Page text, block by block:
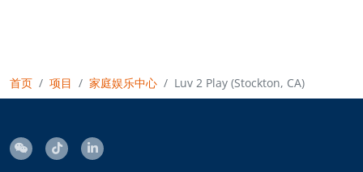
首页 项目 家庭娱乐中心 Luv 2 Play (Stockton, CA)